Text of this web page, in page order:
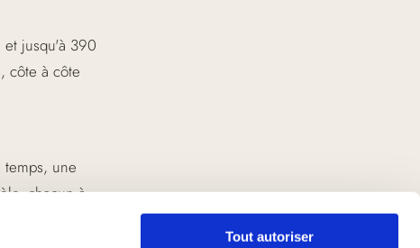
Tout autoriser
et jusqu'à 390
côte à côte
une
chacun à